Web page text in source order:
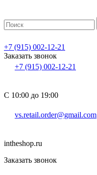
+7 (915) 002-12-21
Заказать звонок
+7 (915) 002-12-21
С 10:00 до 19:00
vs.retail.order@gmail.com
intheshop.ru
Заказать звонок